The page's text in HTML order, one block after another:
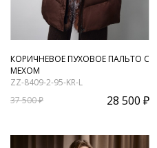
КОРИЧНЕВОЕ ПУХОВОЕ ПАЛЬТО С
МЕХОМ
ZZ-8409-2-95-KR-L
37 500 ₽
28 500 ₽